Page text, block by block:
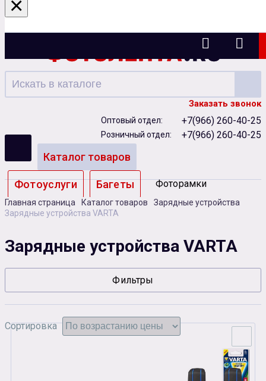
Ижевск
Заказать звонок
Оптовый отдел: +7(966) 260-40-25
Розничный отдел: +7(966) 260-40-25
Каталог товаров
Фотоуслуги Багеты Фоторамки
Альбомы
Карты памяти
Сувенирная продукция Зарядные устройства
Аксессуары
Главная страница Каталог товаров
Зарядные устройства
Зарядные устройства VARTA
Зарядные устройства VARTA
Фильтры
Сортировка
×